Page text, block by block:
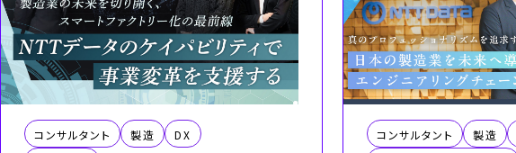
コンサルタント 製造
DX
コンサルタント 製造